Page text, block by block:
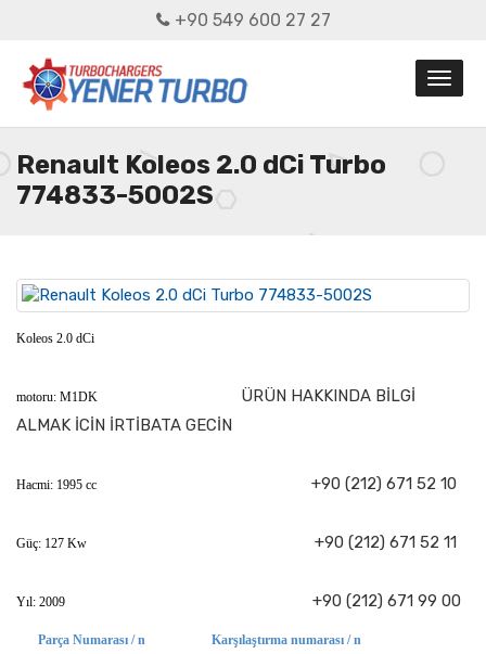
+90 549 600 27 27
Renault Koleos 2.0 dCi Turbo
774833-5002S
Koleos 2.0 dCi
motoru: M1DK ÜRÜN HAKKINDA BİLGİ
ALMAK İCİN İRTİBATA GECİN
Hacmi: 1995 cc +90 (212) 671 52 10
Güç: 127 Kw +90 (212) 671 52 11
Yıl: 2009 +90 (212) 671 99 00
Parça Numarası / n Karşılaştırma numarası / n